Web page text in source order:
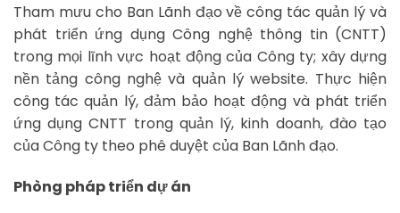
Tham mưu cho Ban Lãnh đạo về công tác quản lý và
phát triển ứng dụng Công nghệ thông tin (CNTT)
trong mọi lĩnh vực hoạt động của Công ty; xây dựng
nền tảng công nghệ và quản lý website. Thực hiện
công tác quản lý, đảm bảo hoạt động và phát triển
ứng dụng CNTT trong quản lý, kinh doanh, đào tạo
của Công ty theo phê duyệt của Ban Lãnh đạo.
Phòng pháp triển dự án